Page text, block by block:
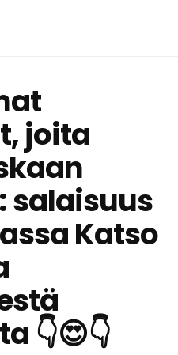
joita
salaisuus
Katso
👇😍👇